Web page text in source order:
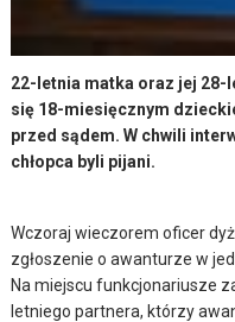
22-letnia matka oraz jej
się 18-miesięcznym
przed sądem. W chwili
chłopca byli pijani.
Wczoraj wieczorem oficer
zgłoszenie o awanturze w
Na miejscu funkcjonariusze
letniego partnera, którzy